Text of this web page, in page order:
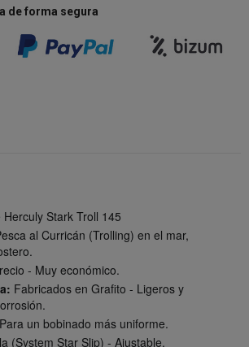
de forma segura
Stark Troll 145
al Curricán (Trolling) en el mar,
- Muy económico.
Fabricados en Grafito - Ligeros y
un bobinado más uniforme.
(System Star Slip) - Ajustable.